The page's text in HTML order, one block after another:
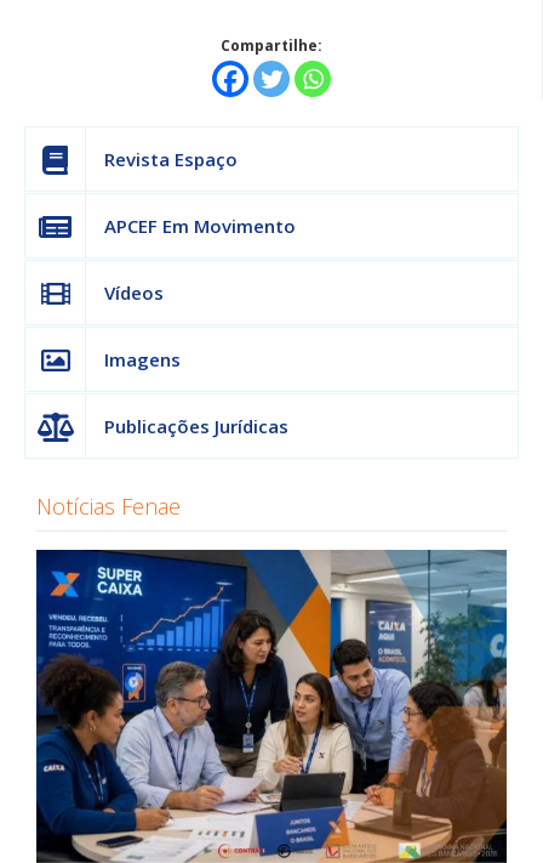
Compartilhe:
Revista Espaço
APCEF Em Movimento
Vídeos
Imagens
Publicações Jurídicas
Notícias Fenae